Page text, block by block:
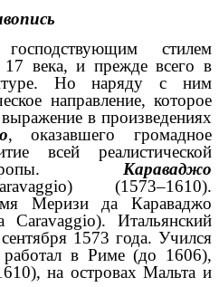
стилем
17 века, и прежде всего в
Но наряду с ним
направление, которое
в произведениях
, оказавшего громадное
всей реалистической
Караваджо
(1573–1610).
Меризи да Караваджо
Итальянский
1573 года. Учился
в Риме (до 1606),
на островах Мальта и